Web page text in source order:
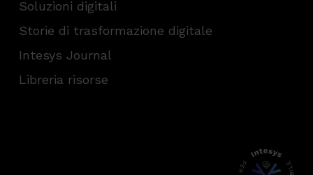
Soluzioni digitali
Storie di trasformazione digitale
Intesys Journal
Libreria risorse